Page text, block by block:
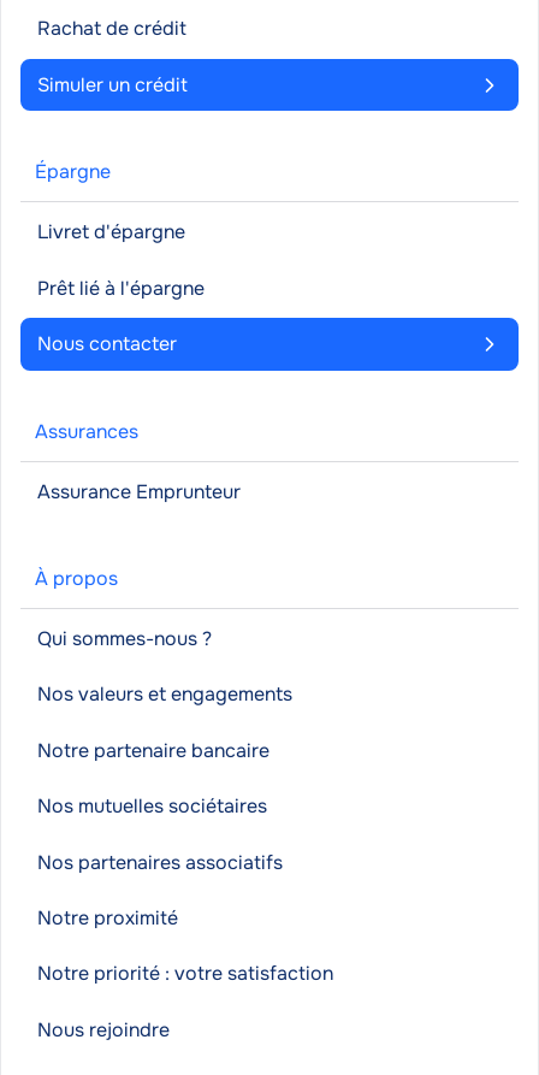
Rachat de crédit
Simuler un crédit
Épargne
Livret d'épargne
Prêt lié à l'épargne
Nous contacter
Assurances
Assurance Emprunteur
À propos
Qui sommes-nous ?
Nos valeurs et engagements
Notre partenaire bancaire
Nos mutuelles sociétaires
Nos partenaires associatifs
Notre proximité
Notre priorité : votre satisfaction
Nous rejoindre